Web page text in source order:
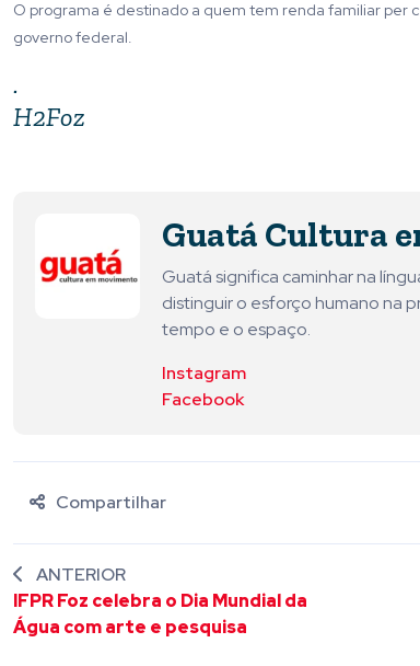
O programa é destinado a quem tem renda familiar per
governo federal.
.
H2Foz
Guatá Cultura
Guatá significa caminhar na
distinguir o esforço humano na
tempo e o espaço.
Instagram
Facebook
Compartilhar
ANTERIOR
IFPR Foz celebra o Dia Mundial da
Água com arte e pesquisa